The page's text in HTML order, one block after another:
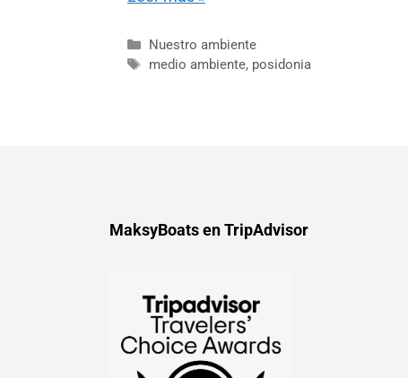
Nuestro ambiente
medio ambiente, posidonia
MaksyBoats en TripAdvisor